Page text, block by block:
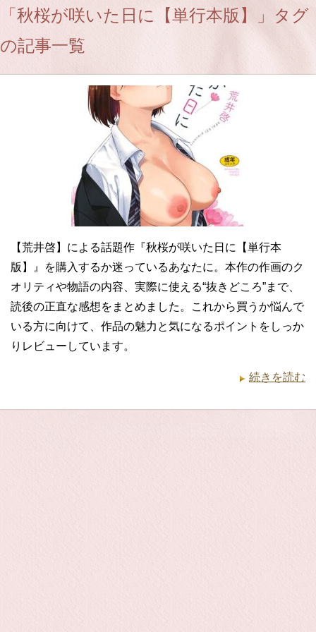
「秋桜が咲いた日に【単行本版】」タグ
の記事一覧
【荒井啓】による話題作『秋桜が咲いた日に【単行本
版】』を購入するか迷っているあなたに。本作の作画のク
オリティや物語の内容、実際に使える“抜きどころ”まで、
読後の正直な感想をまとめました。これから買うか悩んで
いる方に向けて、作品の魅力と気になるポイントをしっか
りレビューしています。
続きを読む